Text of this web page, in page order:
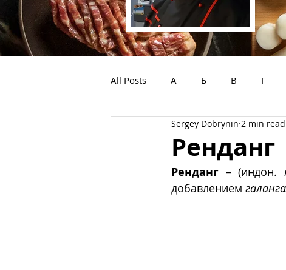
All Posts А Б В Г
У Ф Х
Ренданг
Sergey Dobrynin 2 min read
Ренданг – (индон.
добавлением